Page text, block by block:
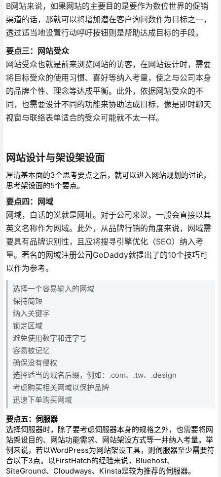
B网站来说，如果网站的主要目的是要作为数位世界的促销
渠道的话，那就可以将增加潜在客户询问数作为目标之一，
透过适当地设置行动呼吁按钮则是帮助达成目标的手段。
要点三：网站受众
网站受众也就是前来浏览网站的访客，在网站设计时，需要
将目标受众的使用习惯、喜好等纳入考量，使之与公司本身
的品牌个性、理念等达成平衡。此外，依据网站受众的不
同，也需要设计不同的功能来协助达成目标，像是即时聊天
视窗与联络表单适合的受众可能就不太一样。
网站设计与架设架设面
厘清基本面的3个思考要点之后，就可以进入网站规划的讨论，
思考架设面的5个要点。
要点四：网域
网域，白话的说就是网址。对于公司来说，一般会直接以其
英文名称作为网域。此外，从品牌行销的角度来说，网域需
要具有品牌识别性，且应将搜寻引擎优化（SEO）纳入考
量。著名的网域注册公司GoDaddy就提出了的10个技巧可
以作为参考。
选择一个容易输入的网域
保持简短
纳入关键字
锁定区域
避免使用数字和连字号
容易被记忆
确保没有侵权
选择适当的域名后缀，例如：.com、.tw、.design
考虑购买相关网域以保护品牌
迅速下单购买网域
要点五：伺服器
选择伺服器时，除了要考虑伺服器本身的规格之外，也需要将网
站架设目的、网站功能需求、网站架设方式等一并纳入考量。举
例来说，若以WordPress为网站架设工具，则伺服器至少需要符
合以下3点。以FirstHatch的经验来说，Bluehost、
SiteGround、Cloudways、Kinsta是较为推荐的伺服器。